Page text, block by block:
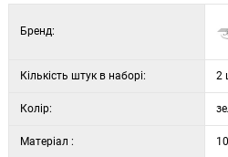
Бренд:
Кількість штук в наборі: 2
Колір:
Матеріал :